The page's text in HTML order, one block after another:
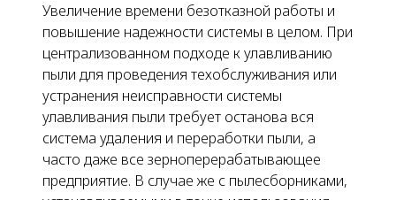
Увеличение времени безотказной работы и
повышение надежности системы в целом. При
централизованном подходе к улавливанию
пыли для проведения техобслуживания или
устранения неисправности системы
улавливания пыли требует останова вся
система удаления и переработки пыли, а
часто даже все зерноперерабатывающее
предприятие. В случае же с пылесборниками,